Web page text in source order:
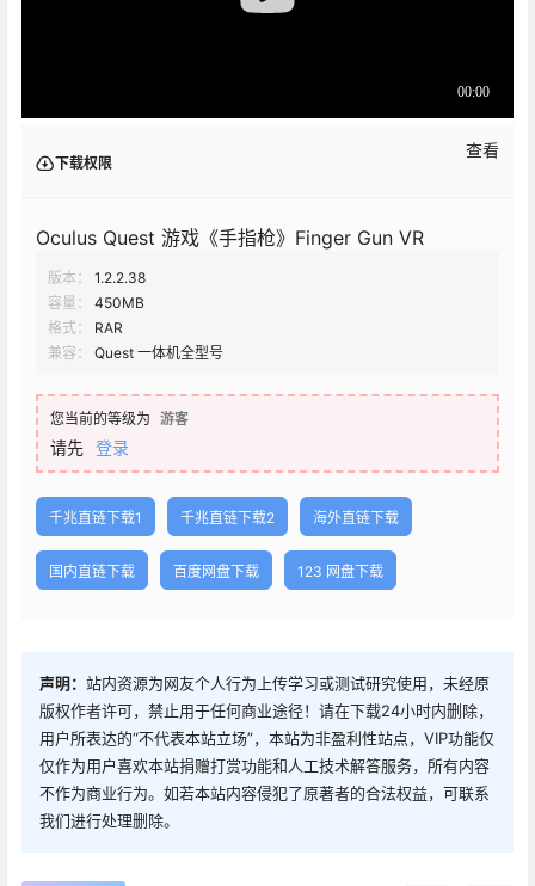
下载权限
查看
Oculus Quest 游戏《手指枪》Finger Gun VR
版本：
1.2.2.38
容量：
450MB
格式：
RAR
兼容：
Quest 一体机全型号
您当前的等级为 游客
请先 登录
千兆直链下载1 千兆直链下载2 海外直链下载
国内直链下载 百度网盘下载 123 网盘下载
声明： 站内资源为网友个人行为上传学习或测试研究使用，未经原
版权作者许可，禁止用于任何商业途径！请在下载24小时内删除，
用户所表达的“不代表本站立场”，本站为非盈利性站点，VIP功能仅
仅作为用户喜欢本站捐赠打赏功能和人工技术解答服务，所有内容
不作为商业行为。如若本站内容侵犯了原著者的合法权益，可联系
我们进行处理删除。